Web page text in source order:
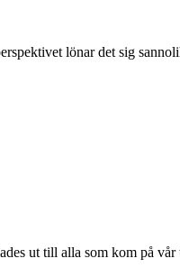
lönar det sig
ut till alla som kom på vår